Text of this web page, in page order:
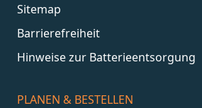
Sitemap
Barrierefreiheit
Hinweise zur Batterieentsorgung
PLANEN & BESTELLEN